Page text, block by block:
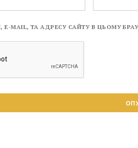
E-MAIL, ТА АДРЕСУ САЙТУ В ЦЬОМУ